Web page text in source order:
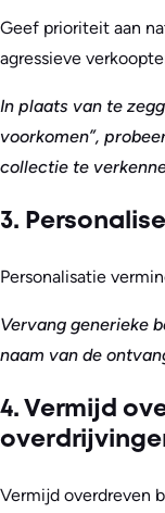
Geef prioriteit aan
agressieve
In plaats van te
voorkomen”,
collectie te
3.
Personalisatie
Vervang generieke
naam van de
4. Vermijd
Vermijd overdreven